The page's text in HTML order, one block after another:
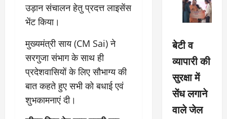
उड़ान संचालन हेतु प्रदत्त लाइसेंस
भेंट किया।
मुख्यमंत्री साय (CM Sai) ने
सरगुजा संभाग के साथ ही
प्रदेशवासियों के लिए सौभाग्य की
बात कहते हुए सभी को बधाई एवं
शुभकामनाएं दी।
बेटी व
व्यापारी की
सुरक्षा में
सेंध लगाने
वाले जेल